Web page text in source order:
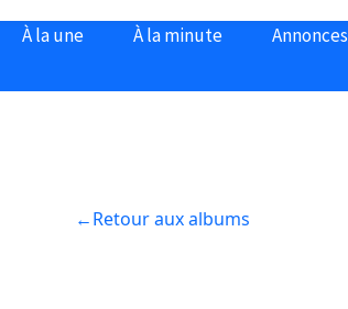
À la une À la minute Annonces
←Retour aux albums